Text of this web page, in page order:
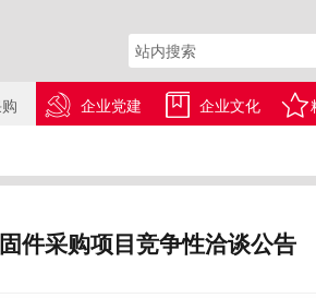
企业党建 企业文化
件采购项目竞争性洽谈公告